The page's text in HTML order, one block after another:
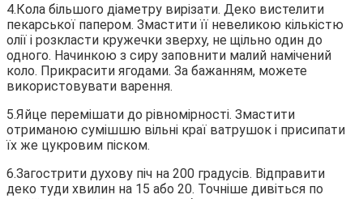
4.Кола більшого діаметру вирізати. Деко вистелити
пекарської папером. Змастити її невеликою кількістю
олії і розкласти кружечки зверху, не щільно один до
одного. Начинкою з сиру заповнити малий намічений
коло. Прикрасити ягодами. За бажанням, можете
використовувати варення.
5.Яйце перемішати до рівномірності. Змастити
отриманою сумішшю вільні краї ватрушок і присипати
їх же цукровим піском.
6.Загострити духову піч на 200 градусів. Відправити
деко туди хвилин на 15 або 20. Точніше дивіться по